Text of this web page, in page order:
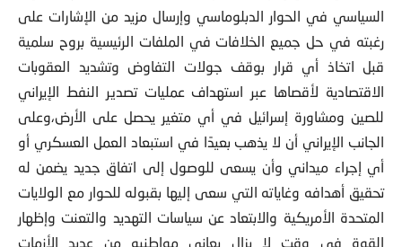
السياسي في الحوار الدبلوماسي وإرسال مزيد من الإشارات على
رغبته في حل جميع الخلافات في الملفات الرئيسية بروح سلمية
قبل اتخاذ أي قرار بوقف جولات التفاوض وتشديد العقوبات
الاقتصادية لأقصاها عبر استهداف عمليات تصدير النفط الإيراني
للصين ومشاورة إسرائيل في أي متغير يحصل على الأرض،وعلى
الجانب الإيراني أن لا يذهب بعيدًا في استبعاد العمل العسكري أو
أي إجراء ميداني وأن يسعى للوصول إلى اتفاق جديد يضمن له
تحقيق أهدافه وغاياته التي سعى إليها بقبوله للحوار مع الولايات
المتحدة الأمريكية والابتعاد عن سياسات التهديد والتعنت وإظهار
القوة في وقت لا يزال يعاني مواطنيه من عديد الأزمات